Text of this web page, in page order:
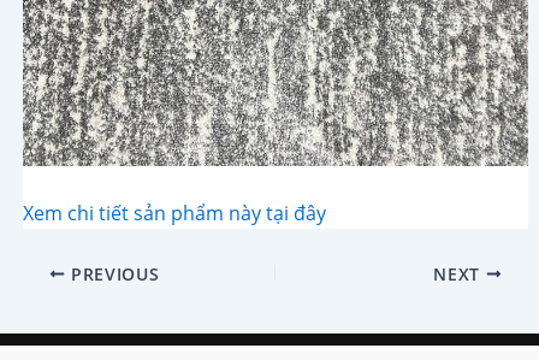
Xem chi tiết sản phẩm này tại đây
Post PREVIOUS NEXT